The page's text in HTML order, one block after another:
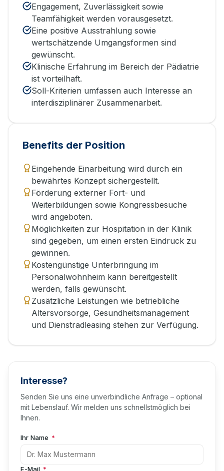
Engagement, Zuverlässigkeit sowie
Teamfähigkeit werden vorausgesetzt.
Eine positive Ausstrahlung sowie
wertschätzende Umgangsformen sind
gewünscht.
Klinische Erfahrung im Bereich der Pädiatrie
ist vorteilhaft.
Soll-Kriterien umfassen auch Interesse an
interdisziplinärer Zusammenarbeit.
Benefits der Position
Eingehende Einarbeitung wird durch ein
bewährtes Konzept sichergestellt.
Förderung externer Fort- und
Weiterbildungen sowie Kongressbesuche
wird angeboten.
Möglichkeiten zur Hospitation in der Klinik
sind gegeben, um einen ersten Eindruck zu
gewinnen.
Kostengünstige Unterbringung im
Personalwohnheim kann bereitgestellt
werden, falls gewünscht.
Zusätzliche Leistungen wie betriebliche
Altersvorsorge, Gesundheitsmanagement
und Dienstradleasing stehen zur Verfügung.
Interesse?
Senden Sie uns eine unverbindliche Anfrage – optional
mit Lebenslauf. Wir melden uns schnellstmöglich bei
Ihnen.
Ihr Name *
E-Mail *